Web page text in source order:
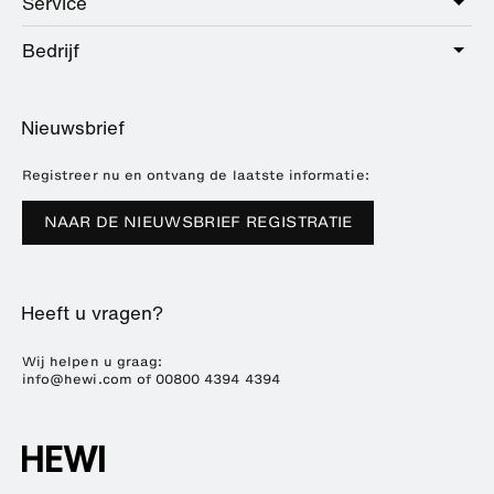
Hotel
Education
Beslag
Dealer zoeken
Dienstenpakket
Brochures en catalogi
Downloads
Bedrijf
Referenties
Pers
Beursdata
Duurzaamheid
Nieuwsbrief
Registreer nu en ontvang de laatste informatie:
NAAR DE NIEUWSBRIEF REGISTRATIE
Heeft u vragen?
Wij helpen u graag:
info@hewi.com of 00800 4394 4394